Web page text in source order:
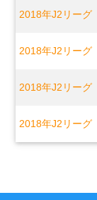
2018年J2リーグ
2018年J2リーグ
2018年J2リーグ
2018年J2リーグ